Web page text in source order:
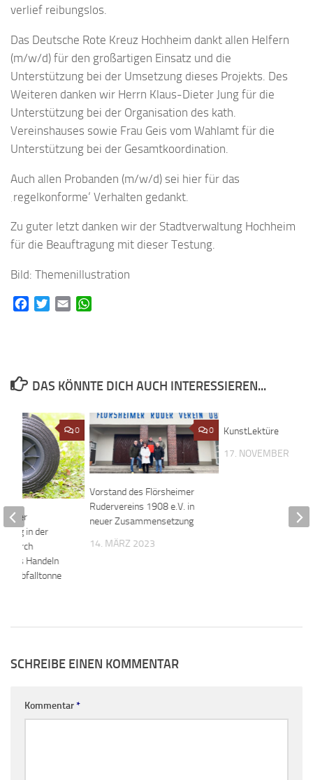
verlief reibungslos.
Das Deutsche Rote Kreuz Hochheim dankt allen Helfern
(m/w/d) für den großartigen Einsatz und die
Unterstützung bei der Umsetzung dieses Projekts. Des
Weiteren danken wir Herrn Klaus-Dieter Jung für die
Unterstützung bei der Organisation des kath.
Vereinshauses sowie Frau Geis vom Wahlamt für die
Unterstützung bei der Gesamtkoordination.
Auch allen Probanden (m/w/d) sei hier für das
‚regelkonforme‘ Verhalten gedankt.
Zu guter letzt danken wir der Stadtverwaltung Hochheim
für die Beauftragung mit dieser Testung.
Bild: Themenillustration
FacebookTwitterEmail
DAS KÖNNTE DICH AUCH INTERESSIEREN...
0
Vorstand des Flörsheimer
Rudervereins 1908 e.V. in
neuer Zusammensetzung
14. MÄRZ 2023
KunstLektüre
17. NOVEMBER
0
der
in der
durch
Handeln
Abfalltonne
SCHREIBE EINEN KOMMENTAR
Kommentar*